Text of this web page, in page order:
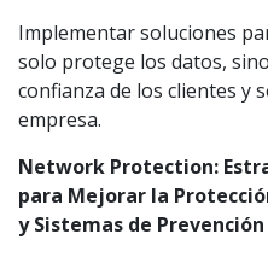
Implementar soluciones
solo protege los datos,
confianza de los clientes y
empresa.
Network Protection:
para Mejorar la
y Sistemas de